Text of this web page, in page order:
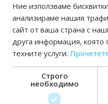
Ние използваме
анализираме нашия
сайт от ваша страна с
друга информация, която
техните услуги.
Строго
необходимо